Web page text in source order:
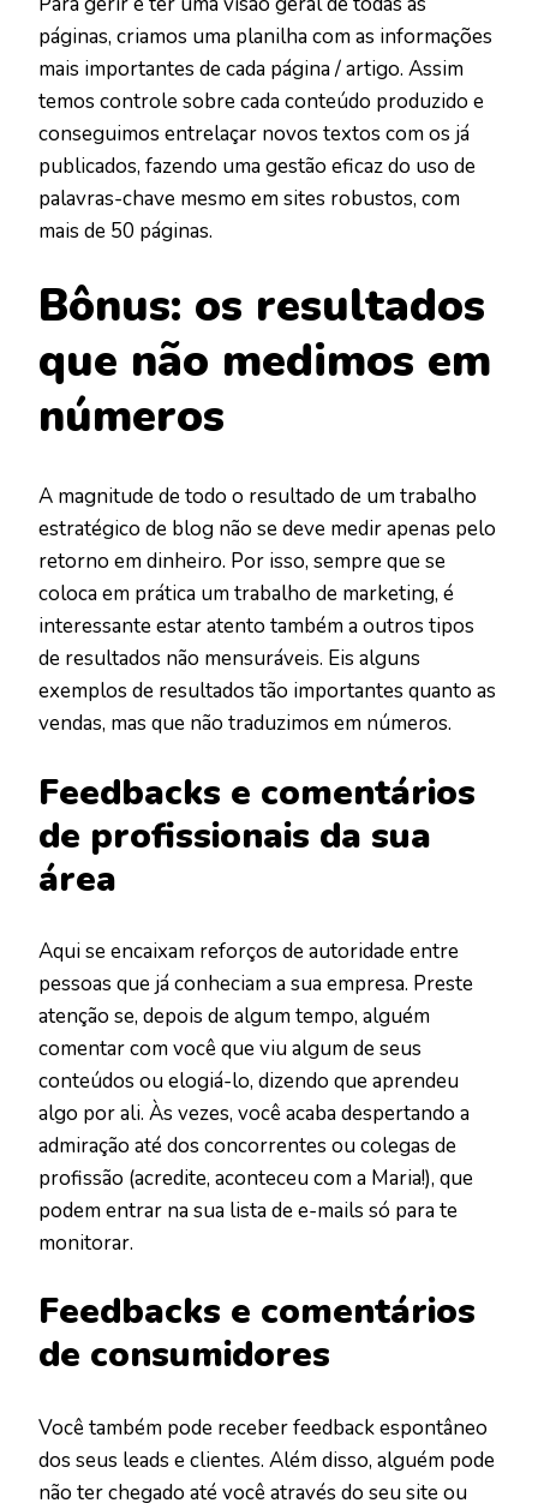
páginas, criamos uma planilha com as informações
mais importantes de cada página / artigo. Assim
temos controle sobre cada conteúdo produzido e
conseguimos entrelaçar novos textos com os já
publicados, fazendo uma gestão eficaz do uso de
palavras-chave mesmo em sites robustos, com
mais de 50 páginas.
Bônus: os resultados
que não medimos em
números
A magnitude de todo o resultado de um trabalho
estratégico de blog não se deve medir apenas pelo
retorno em dinheiro. Por isso, sempre que se
coloca em prática um trabalho de marketing, é
interessante estar atento também a outros tipos
de resultados não mensuráveis. Eis alguns
exemplos de resultados tão importantes quanto as
vendas, mas que não traduzimos em números.
Feedbacks e comentários
de profissionais da sua
área
Aqui se encaixam reforços de autoridade entre
pessoas que já conheciam a sua empresa. Preste
atenção se, depois de algum tempo, alguém
comentar com você que viu algum de seus
conteúdos ou elogiá-lo, dizendo que aprendeu
algo por ali. Às vezes, você acaba despertando a
admiração até dos concorrentes ou colegas de
profissão (acredite, aconteceu com a Maria!), que
podem entrar na sua lista de e-mails só para te
monitorar.
Feedbacks e comentários
de consumidores
Você também pode receber feedback espontâneo
dos seus leads e clientes. Além disso, alguém pode
não ter chegado até você através do seu site ou